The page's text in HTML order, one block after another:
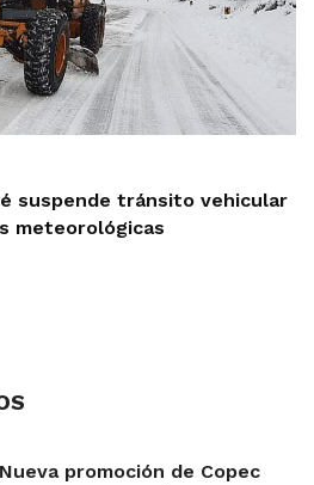
suspende tránsito vehicular
meteorológicas
Nueva promoción de Copec